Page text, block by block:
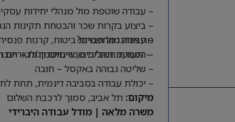
– עבודה שוטפת מול מנהלי יחידות
– ביצוע בקרות שכר והבטחת תקינות
– עבודה מול חברות ביטוח, קרנות פנסיה
– הטמעת תהליכים, שינויים רגולטוריים
מה אנחנו מחפשים?
– תעודת חשב/ת שכר מוסמך/ת –
– שליטה גבוהה באקסל – חובה
– יכולת עבודה בסביבה דינמית, תחת
מיקום: תל אביב, סמוך לרכבת השלום
משרה מלאה | מודל עבודה היברידי